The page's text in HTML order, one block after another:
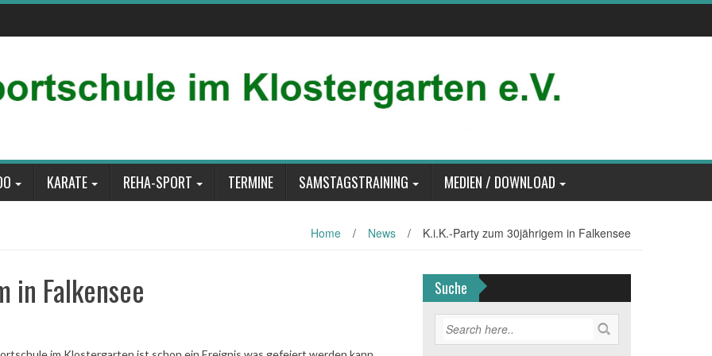
KARATE REHA-SPORT TERMINE SAMSTAGSTRAINING MEDIEN / DOWNLOAD
Home / News / K.i.K.-Party zum 30jährigem in Falkensee
in Falkensee Suche